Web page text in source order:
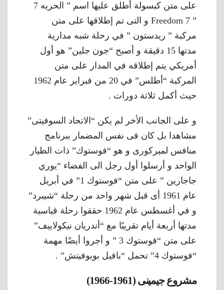
على متن كبسولة أطلق عليها اسم ” الحريه 7
” Freedom 7 و التى تم إطلاقها على متن
مركبة ” ريدستون ” في رحلة شبه مدارية
مدتها 15 دقيقة و أصبح “جون جلين” هو أول
أمريكي يتم إطلاقه في المدار على متن
المركبة “أطلس” في 20 من فبراير عام 1962
حيث أكمل ثلاثة دورات .
و على الجانب الأخر لم يكن “الاتحاد السوفيتى”
مشاهدا بل كان فى نفس المضمار ببرنامج
منافس لميركورى و هو “فوستوك” ذات الطيار
الواحد و أرسلوا أول رجل الى الفضاء “يوري
جاجارين ” على متن “فوستوك 1” في أبريل
عام 1961 أى قبل شهر واحد من رحلة “شيبرد”
و في أغسطس عام 1962 حققوا رحلة قياسية
مدتها أربعة أيام تقريبًا مع “أندريان نيكولاييف”
على متن “فوستوك 3 ” و أجروا أيضًا مهمة
“فوستوك 4” تحمل “بافيل بوبوفيتش” .
مشروع جيمينى (1961-1966)